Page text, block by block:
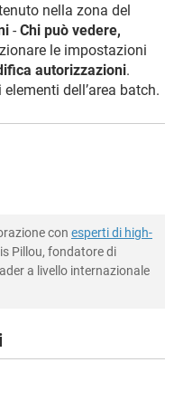
nella zona del
- Chi può vedere,
le impostazioni
autorizzazioni.
dell’area batch.
con esperti di high-
Pillou, fondatore di
a livello internazionale